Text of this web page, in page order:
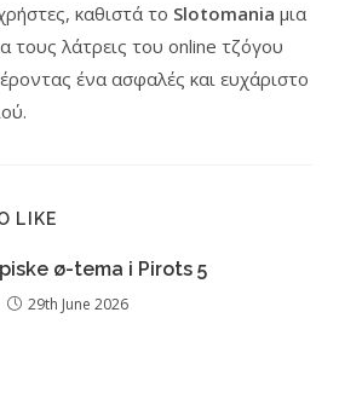
καθιστά το Slotomania μια
τους λάτρεις του online τζόγου
ένα ασφαλές και ευχάριστο
LIKE
ø-tema i Pirots 5
29th June 2026